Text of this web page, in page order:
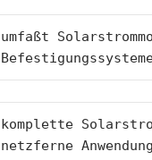
umfaßt
komplette
netzferne